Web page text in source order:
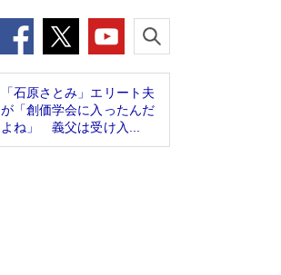
「石原さとみ」エリート夫
が「創価学会に入ったんだ
よね」 義父は受け入...